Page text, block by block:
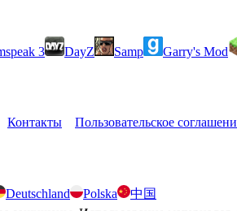
3 DayZ Samp Garry's Mod
Контакты Пользовательское
Deutschland Polska
中国